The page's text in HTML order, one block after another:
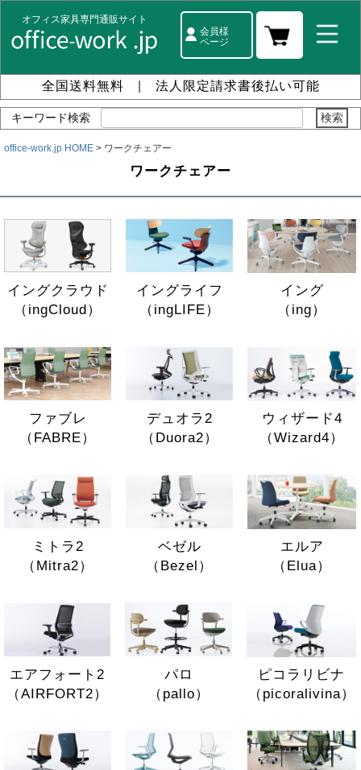
オフィス家具専門通販サイト
会員様
ページ
全国送料無料 法人限定請求書後払い可能
キーワード検索
office-work.jp HOME ワークチェアー
ワークチェアー
イングクラウド
（ingCloud）
イングライフ
（ingLIFE）
イング
（ing）
ファブレ
（FABRE）
デュオラ2
（Duora2）
ウィザード4
（Wizard4）
ミトラ2
（Mitra2）
ベゼル
（Bezel）
エルア
（Elua）
エアフォート2
（AIRFORT2）
パロ
（pallo）
ピコラリビナ
（picoralivina）